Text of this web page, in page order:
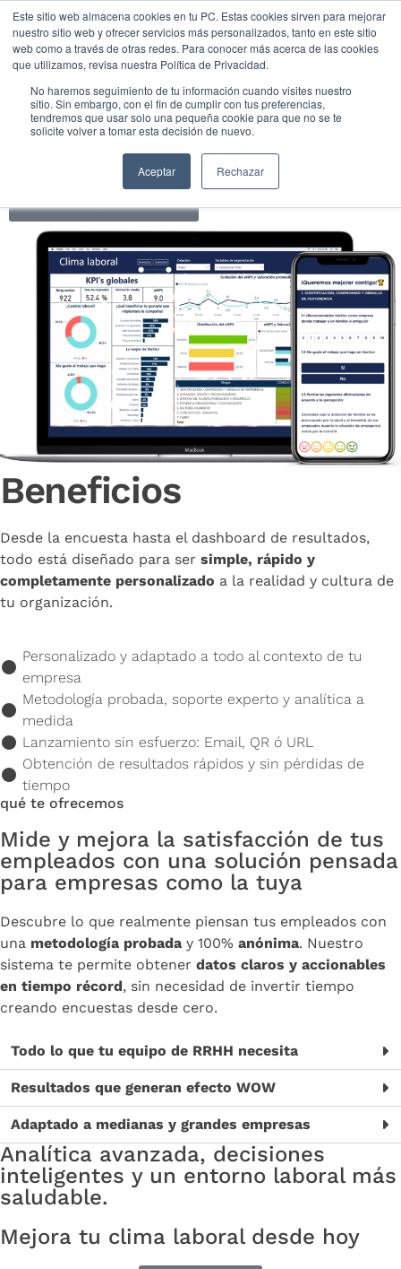
Este sitio web almacena cookies en tu PC. Estas cookies sirven para mejorar
nuestro sitio web y ofrecer servicios más personalizados, tanto en este sitio
web como a través de otras redes. Para conocer más acerca de las cookies
que utilizamos, revisa nuestra Política de Privacidad.
No haremos seguimiento de tu información cuando visites nuestro
sitio. Sin embargo, con el fin de cumplir con tus preferencias,
tendremos que usar solo una pequeña cookie para que no se te
solicite volver a tomar esta decisión de nuevo.
Aceptar Rechazar
clima laboral
Mide y mejora
tu clima laboral
Conoce lo que realmente piensan tus empleados con
una metodología probada y garantizando el
Contacta con nosotros
Beneficios
Desde la encuesta hasta el dashboard de resultados,
todo está diseñado para ser simple, rápido y
completamente personalizado a la realidad y cultura de
tu organización.
Personalizado y adaptado a todo al contexto de tu
empresa
Metodología probada, soporte experto y analítica a
medida
Lanzamiento sin esfuerzo: Email, QR ó URL
Obtención de resultados rápidos y sin pérdidas de
tiempo
qué te ofrecemos
Mide y mejora la satisfacción de tus
empleados con una solución pensada
para empresas como la tuya
Descubre lo que realmente piensan tus empleados con
una metodología probada y 100% anónima. Nuestro
sistema te permite obtener datos claros y accionables
en tiempo récord, sin necesidad de invertir tiempo
creando encuestas desde cero.
Todo lo que tu equipo de RRHH necesita
Resultados que generan efecto WOW
Adaptado a medianas y grandes empresas
Analítica avanzada, decisiones
inteligentes y un entorno laboral más
saludable.
Mejora tu clima laboral desde hoy